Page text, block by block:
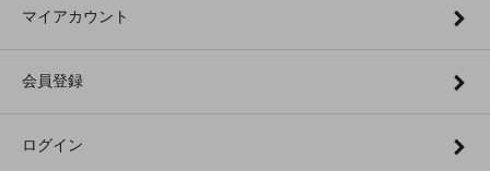
マイアカウント
会員登録
ログイン